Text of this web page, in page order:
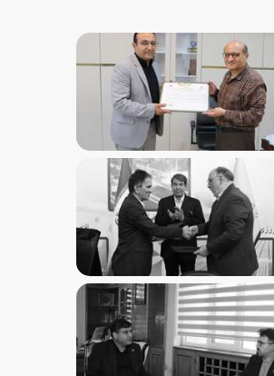
فصل جدید همکاری‌های مهارتی یزد و